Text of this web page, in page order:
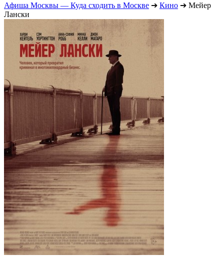
Афиша Москвы — Куда сходить в Москве ➔ Кино ➔ Мейер
Лански